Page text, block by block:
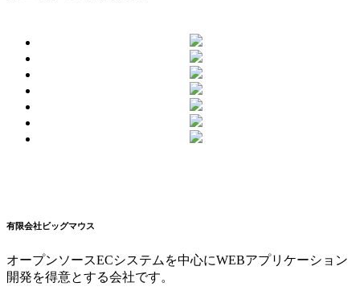
有限会社ビッグマウス
オープンソースECシステムを中心にWEBアプリケーション
開発を得意とする会社です。